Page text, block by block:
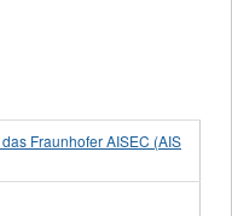
Fraunhofer AISEC (AIS